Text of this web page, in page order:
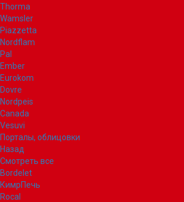
Thorma
Wamsler
Piazzetta
Nordflam
Pal
Ember
Eurokom
Dovre
Nordpeis
Canada
Vesuvi
Порталы, облицовки
Назад
Смотреть все
Bordelet
КимрПечь
Rocal